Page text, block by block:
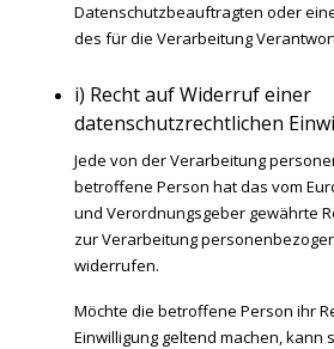
Datenschutzbeauftragten oder
des für die Verarbeitung
i) Recht auf Widerruf einer
datenschutzrechtlichen
Jede von der Verarbeitung
betroffene Person hat das vom
und Verordnungsgeber gewährte
zur Verarbeitung
widerrufen.
Möchte die betroffene Person ihr
Einwilligung geltend machen, kann